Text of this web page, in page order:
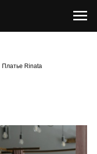
Платье Rinata